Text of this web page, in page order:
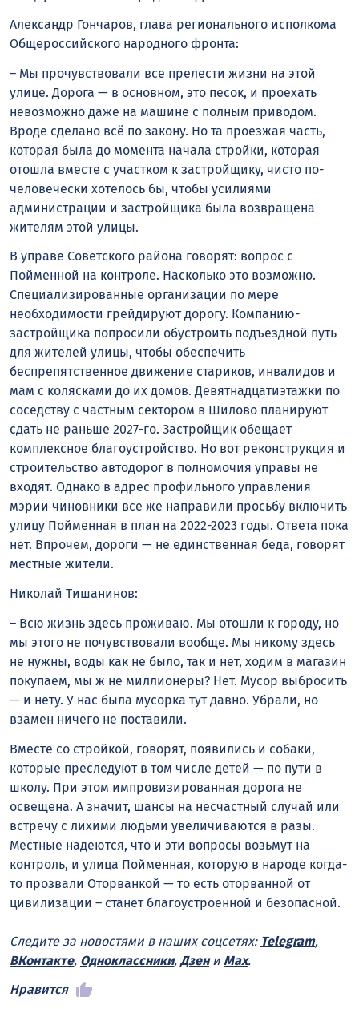
Александр Гончаров, глава регионального исполкома
Общероссийского народного фронта:
– Мы прочувствовали все прелести жизни на этой
улице. Дорога — в основном, это песок, и проехать
невозможно даже на машине с полным приводом.
Вроде сделано всё по закону. Но та проезжая часть,
которая была до момента начала стройки, которая
отошла вместе с участком к застройщику, чисто по-
человечески хотелось бы, чтобы усилиями
администрации и застройщика была возвращена
жителям этой улицы.
В управе Советского района говорят: вопрос с
Пойменной на контроле. Насколько это возможно.
Специализированные организации по мере
необходимости грейдируют дорогу. Компанию-
застройщика попросили обустроить подъездной путь
для жителей улицы, чтобы обеспечить
беспрепятственное движение стариков, инвалидов и
мам с колясками до их домов. Девятнадцатиэтажки по
соседству с частным сектором в Шилово планируют
сдать не раньше 2027-го. Застройщик обещает
комплексное благоустройство. Но вот реконструкция и
строительство автодорог в полномочия управы не
входят. Однако в адрес профильного управления
мэрии чиновники все же направили просьбу включить
улицу Пойменная в план на 2022-2023 годы. Ответа пока
нет. Впрочем, дороги — не единственная беда, говорят
местные жители.
Николай Тишанинов:
– Всю жизнь здесь проживаю. Мы отошли к городу, но
мы этого не почувствовали вообще. Мы никому здесь
не нужны, воды как не было, так и нет, ходим в магазин
покупаем, мы ж не миллионеры? Нет. Мусор выбросить
— и нету. У нас была мусорка тут давно. Убрали, но
взамен ничего не поставили.
Вместе со стройкой, говорят, появились и собаки,
которые преследуют в том числе детей — по пути в
школу. При этом импровизированная дорога не
освещена. А значит, шансы на несчастный случай или
встречу с лихими людьми увеличиваются в разы.
Местные надеются, что и эти вопросы возьмут на
контроль, и улица Пойменная, которую в народе когда-
то прозвали Оторванкой — то есть оторванной от
цивилизации – станет благоустроенной и безопасной.
Следите за новостями в наших соцсетях: Telegram,
ВКонтакте, Одноклассники, Дзени Max.
Нравится